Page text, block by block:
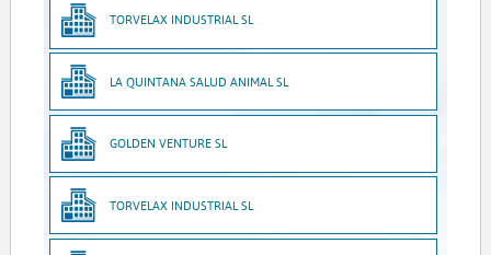
TORVELAX INDUSTRIAL SL
LA QUINTANA SALUD ANIMAL SL
GOLDEN VENTURE SL
TORVELAX INDUSTRIAL SL